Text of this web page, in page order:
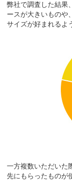
8月4日
神奈川県
SG-200 四季彩紀行
NK-185 ワイドメモ
XA-105 ペールトー
岩手県
GT-101 3ヵ月予定表
100冊 37,917円
弊社で調査した結果
ースが大きいものや
サイズが好まれるよ
一方複数いただいた
先にもらったものが